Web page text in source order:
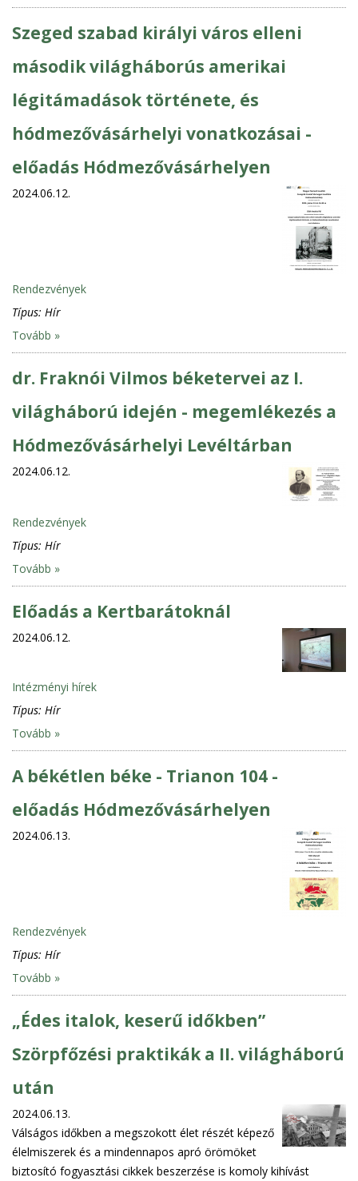
Szeged szabad királyi város elleni
második világháborús amerikai
légitámadások története, és
hódmezővásárhelyi vonatkozásai -
előadás Hódmezővásárhelyen
2024.06.12.
Rendezvények
Típus: Hír
Tovább »
dr. Fraknói Vilmos béketervei az I.
világháború idején - megemlékezés a
Hódmezővásárhelyi Levéltárban
2024.06.12.
Rendezvények
Típus: Hír
Tovább »
Előadás a Kertbarátoknál
2024.06.12.
Intézményi hírek
Típus: Hír
Tovább »
A békétlen béke - Trianon 104 -
előadás Hódmezővásárhelyen
2024.06.13.
Rendezvények
Típus: Hír
Tovább »
„Édes italok, keserű időkben”
Szörpfőzési praktikák a II. világháború
után
2024.06.13.
Válságos időkben a megszokott élet részét képező
élelmiszerek és a mindennapos apró örömöket
biztosító fogyasztási cikkek beszerzése is komoly kihívást